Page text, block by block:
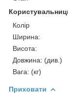
Колір
Ширина:
Висота:
Довжина: (див.)
Вага: (кг)
Приховати